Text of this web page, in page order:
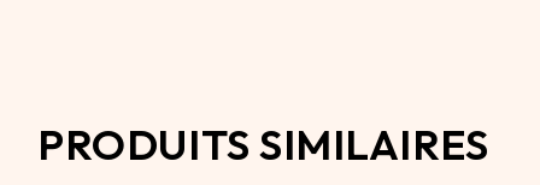
PRODUITS SIMILAIRES